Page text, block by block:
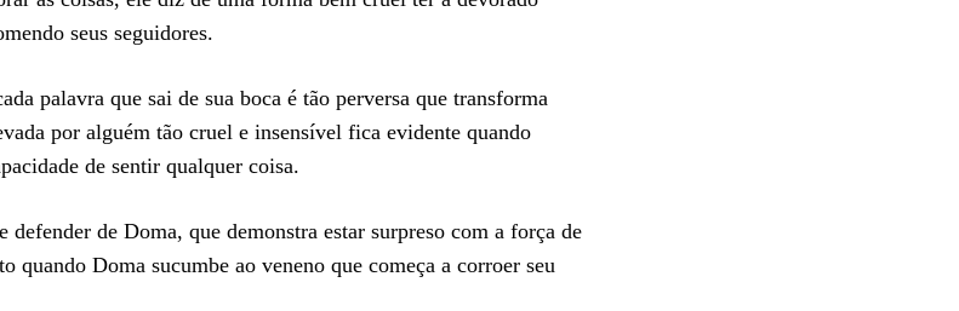
seus seguidores.
palavra que sai de sua boca é tão perversa que transforma
por alguém tão cruel e insensível fica evidente quando
de sentir qualquer coisa.
de Doma, que demonstra estar surpreso com a força de
Doma sucumbe ao veneno que começa a corroer seu